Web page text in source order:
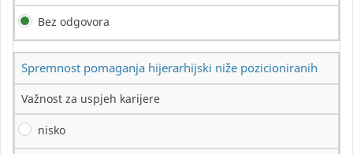
Bez odgovora
Spremnost pomaganja hijerarhijski niže pozicioniranih
Važnost za uspjeh karijere
nisko